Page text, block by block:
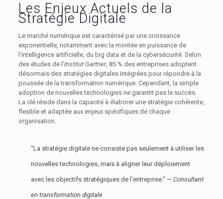
Les Enjeux Actuels de la
Stratégie Digitale
Le marché numérique est caractérisé par une croissance
exponentielle, notamment avec la montée en puissance de
l’intelligence artificielle, du big data et de la cybersécurité. Selon
des études de l’Institut Gartner, 85 % des entreprises adoptent
désormais des stratégies digitales intégrées pour répondre à la
poussée de la transformation numérique. Cependant, la simple
adoption de nouvelles technologies ne garantit pas le succès.
La clé réside dans la capacité à élaborer une stratégie cohérente,
flexible et adaptée aux enjeux spécifiques de chaque
organisation.
“La stratégie digitale ne consiste pas seulement à utiliser les
nouvelles technologies, mais à aligner leur déploiement
avec les objectifs stratégiques de l’entreprise.” — Consultant
en transformation digitale